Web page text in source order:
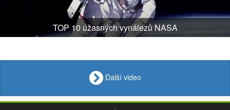
TOP 10 úžasných vynálezů NASA
Další video